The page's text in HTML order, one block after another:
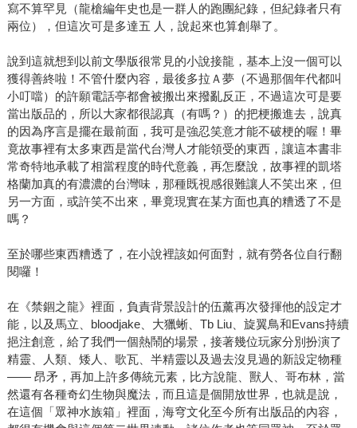
寫不算罕見（龍槍編年史也是一群人的跑團紀錄，但紀錄者只有
兩位），但這次可是多達五 人，說起來也算創舉了。
說到這就想到以前文學版很常見的小說接龍，基本上沒一個可以
獲得善終啦！不管什麼內容，最後多拉Ａ夢（不過那個年代都叫
小叮噹）的許願電話亭都會被搬出來撥亂反正，不過這次可是要
當出版品的，所以大家都很認真（有嗎？）的把梗搬進去，說真
的因為序言是擺在最前面，我可是強忍笑意才能不破梗的喔！畢
竟故事裡有太多東西是當代台灣人才能領受的東西，讓這本書非
常奇特地承載了相當程度的時代意義，再怎麼說，故事裡的凱塔
格蘭加真的有濃濃的台灣味，那種既視感很難讓人不笑出來，但
另一方面，或許笑不出來，畢竟現實在某方面也真的糟透了不是
嗎？
至於哪些東西糟透了，在小說裡該如何面對，就有勞各位自行翻
閱囉！
在《禁錮之龍》裡面，負責背景設計的伍薰再次發揮他的設定才
能，以及馬立、bloodjake、大獵蜥、Tb Liu、旋翼鳥和Evans持續
挹注創意，給了我們一個熱鬧的場景，接著幾位玩家分別扮演了
精靈、人類、矮人、歌瓦、半精靈以及過去沒見過的新設定物種
—— 昂矛，再加上許多傳統元素，比方說龍、獸人、哥布林，當
然還有各種奇幻生物與魔法，而且這是個開放世界，也就是說，
在這個「眾神水族箱」裡面，海穹文化至今所有出版品的內容，